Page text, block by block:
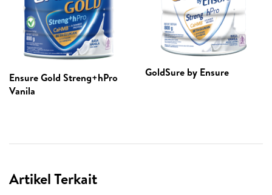
Ensure Gold Streng+hPro
Vanila
GoldSure by Ensure
Artikel Terkait